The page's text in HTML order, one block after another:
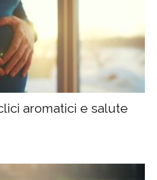
aromatici e salute